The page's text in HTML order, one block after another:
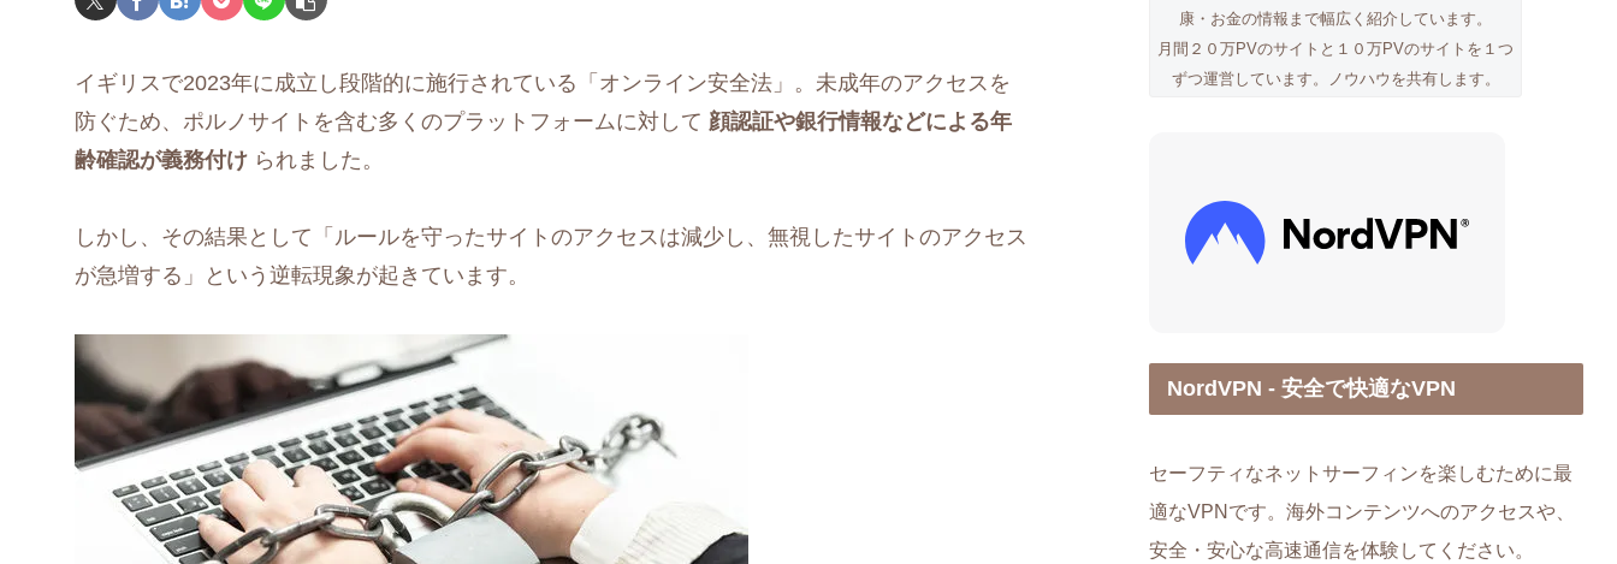
イギリスで2023年に成立し段階的に施行されている「オンライン安全法」。未成年のアクセスを
防ぐため、ポルノサイトを含む多くのプラットフォームに対して 顔認証や銀行情報などによる年
齢確認が義務付けられました。
しかし、その結果として「ルールを守ったサイトのアクセスは減少し、無視したサイトのアクセス
が急増する」という逆転現象が起きています。
康・お金の情報まで幅広く紹介しています。
月間２０万PVのサイトと１０万PVのサイトを１つ
ずつ運営しています。ノウハウを共有します。
NordVPN - 安全で快適なVPN
セーフティなネットサーフィンを楽しむために最
適なVPNです。海外コンテンツへのアクセスや、
安全・安心な高速通信を体験してください。